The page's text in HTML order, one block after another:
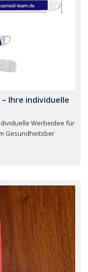
Ihre individuelle
Werbeidee für
Gesundheitsber